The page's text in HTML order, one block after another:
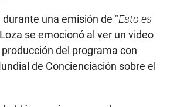
una emisión de "Esto es
se emocionó al ver un video
del programa con
de Concienciación sobre el